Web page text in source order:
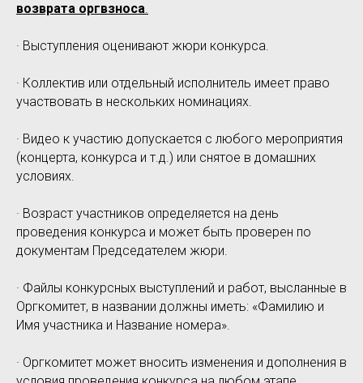
возврата оргвзноса.
· Выступления оценивают жюри конкурса.
· Коллектив или отдельный исполнитель имеет право
участвовать в нескольких номинациях.
· Видео к участию допускается с любого мероприятия
(концерта, конкурса и т.д.) или снятое в домашних
условиях.
· Возраст участников определяется на день
проведения конкурса и может быть проверен по
документам Председателем жюри.
· Файлы конкурсных выступлений и работ, высланные в
Оргкомитет, в названии должны иметь: «Фамилию и
Имя участника и Название номера».
· Оргкомитет может вносить изменения и дополнения в